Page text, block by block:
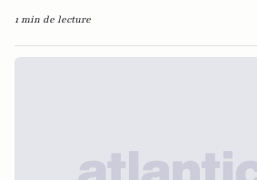
1 min de lecture